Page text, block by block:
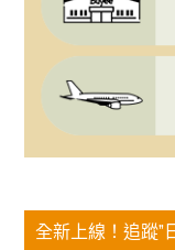
全新上線！追蹤”